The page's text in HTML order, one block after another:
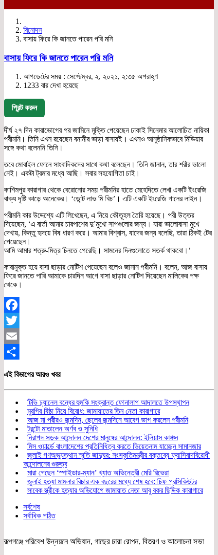
বিনোদন
বাসায় ফিরে কি জানতে পারেন পরি মনি
বাসায় ফিরে কি জানতে পারেন পরি মনি
আপডেটের সময় : সেপ্টেম্বর, ২, ২০২১, ২:৩৫ অপরাহ্ণ
1233 বার দেখা হয়েছে
প্রিন্ট করুন
দীর্ঘ ২৭ দিন কারাভোগের পর জামিনে মুক্তি পেয়েছেন ঢাকাই সিনেমার আলোচিত নায়িকা
পরীমনি। তিনি এখন রয়েছেন বনানীর ভাড়া বাসায়ই। এখনও আনুষ্ঠানিকভাবে মিডিয়ার
সঙ্গে কথা বলেননি তিনি।
তবে মোবাইল ফোনে সাংবাদিকদের সাথে কথা বলেছেন। তিনি জানান, তার শরীর ভালো
নেই। একটা ট্রমার মধ্যে আছি। সবার সহযোগিতা চাই।
কাশিমপুর কারাগার থেকে বেরোনোর সময় পরীমনির হাতে মেহেদিতে লেখা একটি ইংরেজি
বাক্য দৃষ্টি কাড়ে অনেকের। ‘ডোন্ট লাভ মি বিচ’। এটি একটি ইংরেজি গানের লাইন।
পরীমনি কার উদ্দেশ্যে এটি লিখেছেন, এ নিয়ে কৌতূহল তৈরি হয়েছে। পরী উত্তর
দিয়েছেন, ‘এ বার্তা আমার চারপাশের দু’মুখো সাপগুলোর জন্য। যারা ভালোবাসা মুখে
দেখায়, কিন্তু হৃদয়ে বিষ ধারণ করে। আমার বিশ্বাস, যাদের জন্য বলেছি, তারা ঠিকই টের
পেয়েছেন।
আমি আমার শত্রু-মিত্র চিনতে পেরেছি। সামনের দিনগুলোতে সতর্ক থাকবো।’
কারামুক্ত হয়ে বাসা ছাড়ার নোটিশ পেয়েছেন বলেও জানান পরীমনি। বলেন, আজ বাসায়
ফিরে জানতে পারি আমাকে চারদিন আগে বাসা ছাড়ার নোটিশ দিয়েছেন মালিকের পক্ষ
থেকে।
Facebook
Twitter
Email
এই বিভাগের আরও খবর
টিভি চ্যানেল বন্ধের হুমকি সংক্রান্ত ফোনালাপ আদালতে উপস্থাপন
মুরগির বিষ্ঠা নিয়ে বিরোধ: জামায়াতের তিন নেতা কারাগারে
আজ মা পরীরও জন্মদিন, ছেলের জন্মদিনে আবেগ ভাগ করলেন পরীমনি
টরন্টো মাতালেন অর্ণব ও সুনিধি
নিরাপদ সড়ক আন্দোলন দেশের মানুষের আন্দোলন: ইলিয়াস কাঞ্চন
মিস ওয়ার্ল্ডে বাংলাদেশের প্রতিনিধিত্ব করতে ভিয়েতনাম যাচ্ছেন সামানজার
জুলাই গণঅভ্যুত্থান স্মৃতি জাদুঘর: সংস্কৃতিমন্ত্রীর বক্তব্যে ফ্যাসিবাদবিরোধী
আন্দোলনের গুরুত্ব
মারা গেছেন ‘স্পাইডার-ম্যান’ খ্যাত অভিনেত্রী মেরি রিভেরা
জুলাই হত্যা মামলার বিচার এক বছরের মধ্যে শেষ হবে: চিফ প্রসিকিউটর
সাবেক স্ত্রীকে হত্যার অভিযোগে জামায়াত নেতা আবু বকর ছিদ্দিক কারাগারে
সর্বশেষ
সর্বাধিক পঠিত
রূপগঞ্জে পরিবেশ উন্নয়নে অভিযান, গাছের চারা রোপন, বিতরণ ও আলোচনা সভা